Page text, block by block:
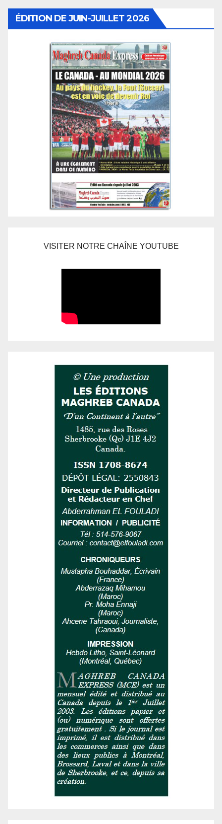
ÉDITION DE JUIN-JUILLET 2026
VISITER NOTRE CHAÎNE YOUTUBE